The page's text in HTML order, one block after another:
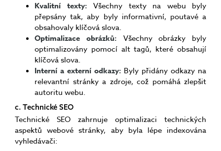
Kvalitní texty: Všechny texty na webu byly
přepsány tak, aby byly informativní, poutavé a
obsahovaly klíčová slova.
Optimalizace obrázků: Všechny obrázky byly
optimalizovány pomocí alt tagů, které obsahují
klíčová slova.
Interní a externí odkazy: Byly přidány odkazy na
relevantní stránky a zdroje, což pomáhá zlepšit
autoritu webu.
c. Technické SEO
Technické SEO zahrnuje optimalizaci technických
aspektů webové stránky, aby byla lépe indexována
vyhledávači: